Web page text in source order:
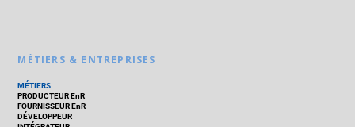
MÉTIERS & ENTREPRISES
MÉTIERS
PRODUCTEUR EnR
FOURNISSEUR EnR
DÉVELOPPEUR